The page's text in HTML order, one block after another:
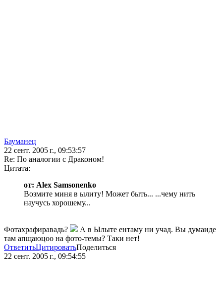
Бауманец
22 сент. 2005 г., 09:53:57
Re: По аналогии с Драконом!
Цитата:
от: Alex Samsonenko
Возмите миня в ылиту! Может быть... ...чему нить
научусь хорошему...
Фотахрафиравадь?
А в Ылыте ентаму ни учад. Вы думаиде
там апщаюцоо на фото-темы? Таки нет!
ОтветитьЦитироватьПоделиться
22 сент. 2005 г., 09:54:55